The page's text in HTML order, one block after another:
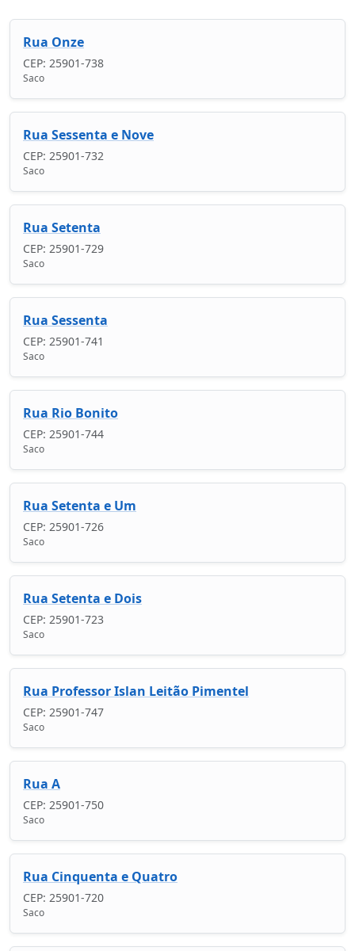
Rua Onze
CEP: 25901-738
Saco
Rua Sessenta e Nove
CEP: 25901-732
Saco
Rua Setenta
CEP: 25901-729
Saco
Rua Sessenta
CEP: 25901-741
Saco
Rua Rio Bonito
CEP: 25901-744
Saco
Rua Setenta e Um
CEP: 25901-726
Saco
Rua Setenta e Dois
CEP: 25901-723
Saco
Rua Professor Islan Leitão Pimentel
CEP: 25901-747
Saco
Rua A
CEP: 25901-750
Saco
Rua Cinquenta e Quatro
CEP: 25901-720
Saco